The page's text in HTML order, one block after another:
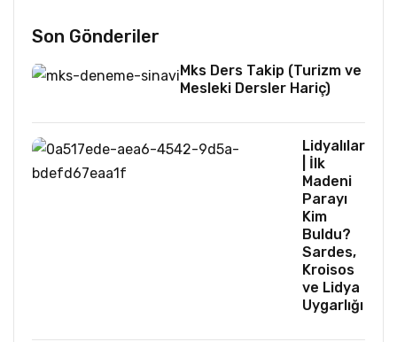
Son Gönderiler
Mks Ders Takip (Turizm ve
Mesleki Dersler Hariç)
Lidyalılar
| İlk
Madeni
Parayı
Kim
Buldu?
Sardes,
Kroisos
ve Lidya
Uygarlığı